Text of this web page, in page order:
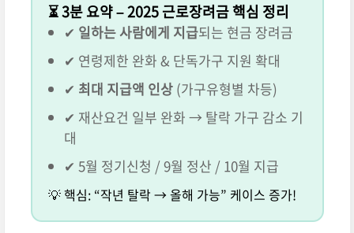
⏳ 3분 요약 – 2025 근로장려금 핵심 정리
✔ 일하는 사람에게 지급되는 현금 장려금
✔ 연령제한 완화 & 단독가구 지원 확대
✔ 최대 지급액 인상(가구유형별 차등)
✔ 재산요건 일부 완화 → 탈락 가구 감소 기
대
✔ 5월 정기신청 / 9월 정산 / 10월 지급
💡 핵심: “작년 탈락 → 올해 가능” 케이스 증가!